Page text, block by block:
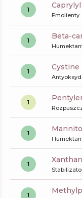
1
Emolienty
1 beta-
1 cystine
1
1
1
1